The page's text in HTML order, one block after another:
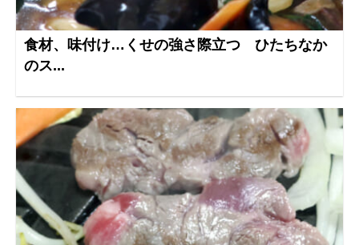
食材、味付け…くせの強さ際立つ ひたちなか
のス...